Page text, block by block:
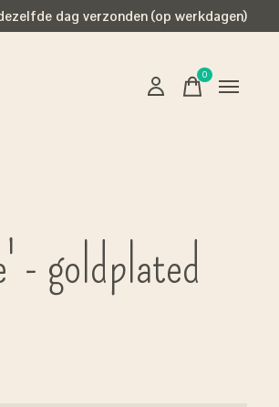
dag verzonden (op werkdagen)
0items
- goldplated